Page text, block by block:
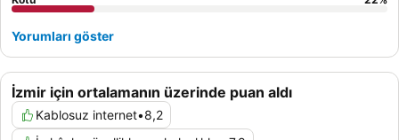
İzmir için ortalamanın üzerinde puan aldı
Kablosuz internet•8,2
Yorumları göster